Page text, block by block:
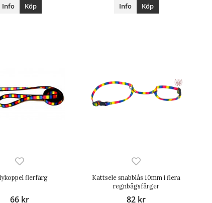
Info Köp Info Köp
flerfärg
66 kr
Kattsele snabblås 10mm i flera
regnbågsfärger
82 kr